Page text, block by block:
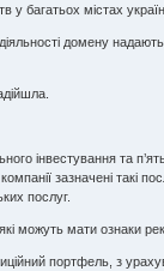
у багатьох містах
домену
та п’ять
зазначені
послуг.
можуть мати ознаки
портфель, з